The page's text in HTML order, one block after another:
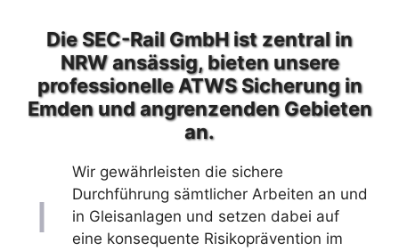
Die SEC-Rail GmbH ist zentral in
NRW ansässig, bieten unsere
professionelle ATWS Sicherung in
Emden und angrenzenden Gebieten
an.
Wir gewährleisten die sichere
Durchführung sämtlicher Arbeiten an und
in Gleisanlagen und setzen dabei auf
eine konsequente Risikoprävention im